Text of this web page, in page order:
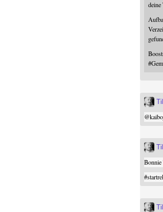
#
@
Bonnie
#